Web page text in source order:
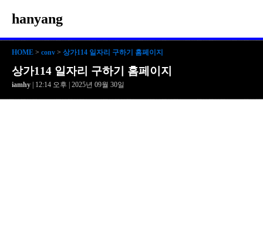
hanyang
HOME > conv > 상가114 일자리 구하기 홈페이지
상가114 일자리 구하기 홈페이지
iamhy | 12:14 오후 | 2025년 09월 30일